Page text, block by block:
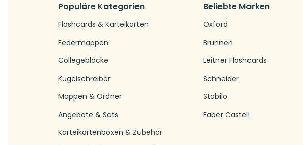
Populäre Kategorien
Flashcards & Karteikarten
Federmappen
Collegeblöcke
Kugelschreiber
Mappen & Ordner
Angebote & Sets
Karteikartenboxen & Zubehör
Beliebte Marken
Oxford
Brunnen
Leitner Flashcards
Schneider
Stabilo
Faber Castell